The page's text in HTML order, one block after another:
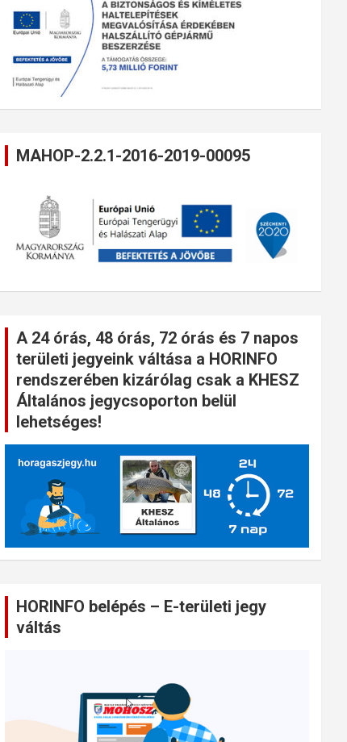
MAHOP-2.2.1-2016-2019-00095
A 24 órás, 48 órás, 72 órás és 7 napos
területi jegyeink váltása a HORINFO
rendszerében kizárólag csak a KHESZ
Általános jegycsoporton belül
lehetséges!
HORINFO belépés – E-területi jegy
váltás